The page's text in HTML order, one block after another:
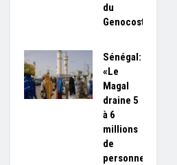
du
Genocost
Sénégal:
«Le
Magal
draine 5
à 6
millions
de
personnes,